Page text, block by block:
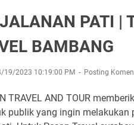
PATI |
BAMBANG
19/2023 10:19:00 PM Posting
TRAVEL AND TOUR
publik yang ingin melakukan